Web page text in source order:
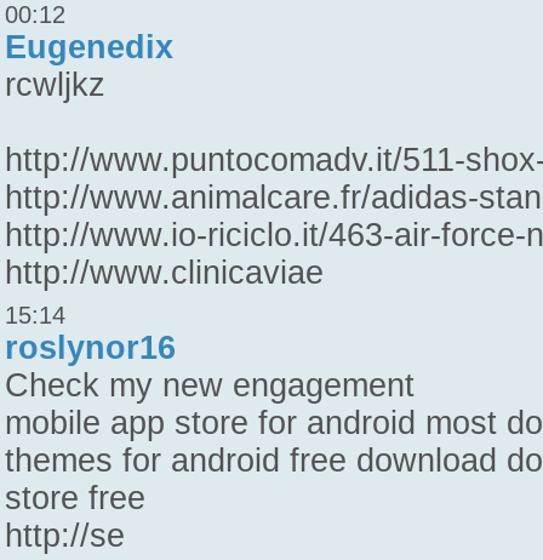
00:12
Eugenedix
rcwljkz
http://www.puntocomadv.it/511-
http://www.animalcare.fr/adidas-
http://www.io-riciclo.it/463-air-force-
http://www.clinicaviae
15:14
roslynor16
Check my new engagement
mobile app store for android most
themes for android free download
store free
http://se